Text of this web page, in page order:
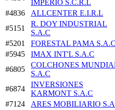
IMPERIO S.C.R.L
#4836
ALLCENTER E.I.R.L
#5151
R. DOY INDUSTRIAL
S.A.C
#5201
FORESTAL PAMA S.A.C
#5945
IMAX INT'L S.A.C
#6805
COLCHONES
S.A.C
#6874
INVERSIONES
KARMONT S.A.C
#7124
ARES MOBILIARIO